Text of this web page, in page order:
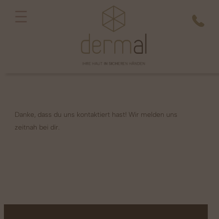
Danke, dass du uns kontaktiert hast! Wir melden uns
zeitnah bei dir.